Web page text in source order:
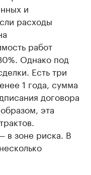
и
расходы
работ
Однако под
Есть три
1 года, сумма
договора
эта
в зоне риска. В